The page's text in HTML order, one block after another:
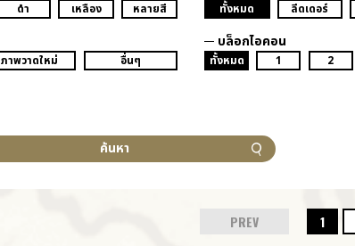
ดำ เหลือง หลายสี ทั้งหมด ลีดเดอร์
ภาพวาดใหม่ อื่นๆ
บล็อกไอคอน
ทั้งหมด 1 2
ค้นหา
PREV 1